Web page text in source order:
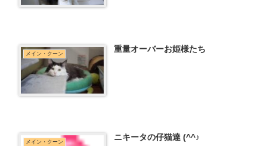
メイン・クーン 重量オーバーお姫様たち
メイン・クーン ニキータの仔猫達 (^^♪